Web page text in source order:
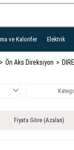
ve Kalorifer Elektrik
Ön Aks Direksiyon
Fiyata Göre (Azalan)